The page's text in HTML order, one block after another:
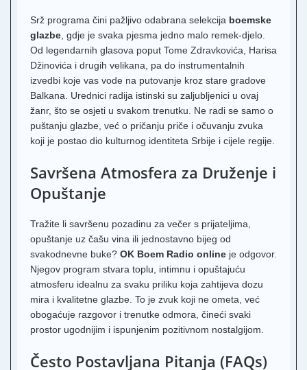
Srž programa čini pažljivo odabrana selekcija boemske
glazbe , gdje je svaka pjesma jedno malo remek-djelo.
Od legendarnih glasova poput Tome Zdravkovića, Harisa
Džinovića i drugih velikana, pa do instrumentalnih
izvedbi koje vas vode na putovanje kroz stare gradove
Balkana. Urednici radija istinski su zaljubljenici u ovaj
žanr, što se osjeti u svakom trenutku. Ne radi se samo o
puštanju glazbe, već o pričanju priče i očuvanju zvuka
koji je postao dio kulturnog identiteta Srbije i cijele regije.
Savršena Atmosfera za Druženje i
Opuštanje
Tražite li savršenu pozadinu za večer s prijateljima,
opuštanje uz čašu vina ili jednostavno bijeg od
svakodnevne buke? OK Boem Radio online je odgovor.
Njegov program stvara toplu, intimnu i opuštajuću
atmosferu idealnu za svaku priliku koja zahtijeva dozu
mira i kvalitetne glazbe. To je zvuk koji ne ometa, već
obogaćuje razgovor i trenutke odmora, čineći svaki
prostor ugodnijim i ispunjenim pozitivnom nostalgijom.
Često Postavljana Pitanja (FAQs)